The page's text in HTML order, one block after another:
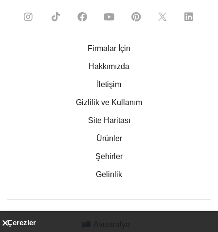
Firmalar İçin
Hakkımızda
İletişim
Gizlilik ve Kullanım
Site Haritası
Ürünler
Şehirler
Gelinlik
Çerezler